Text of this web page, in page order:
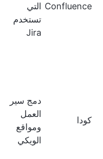
Confluence التي
تستخدم
Jira
كودا
دمج سير
العمل
ومواقع
الويكي